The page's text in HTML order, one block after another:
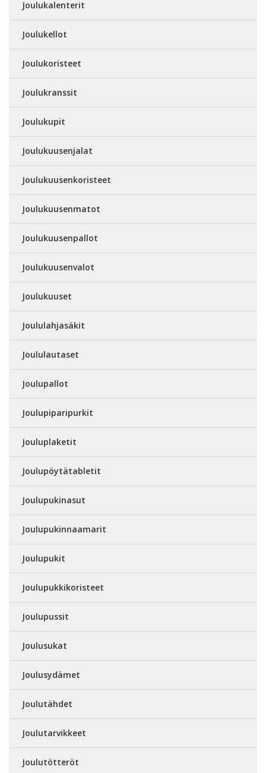
Joulukalenterit
Joulukellot
Joulukoristeet
Joulukranssit
Joulukupit
Joulukuusenjalat
Joulukuusenkoristeet
Joulukuusenmatot
Joulukuusenpallot
Joulukuusenvalot
Joulukuuset
Joululahjasäkit
Joululautaset
Joulupallot
Joulupiparipurkit
Jouluplaketit
Joulupöytätabletit
Joulupukinasut
Joulupukinnaamarit
Joulupukit
Joulupukkikoristeet
Joulupussit
Joulusukat
Joulusydämet
Joulutähdet
Joulutarvikkeet
Joulutötteröt